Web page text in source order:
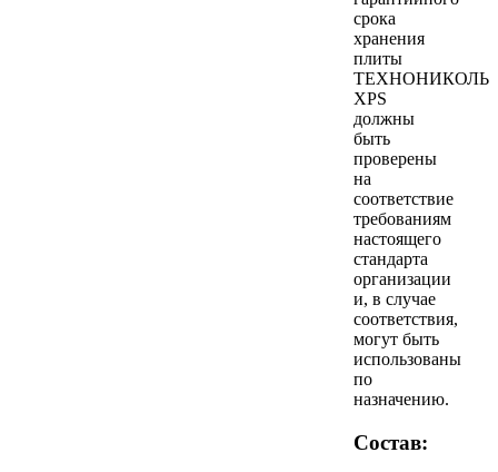
срока
хранения
плиты
ТЕХНОНИКОЛЬ
XPS
должны
быть
проверены
на
соответствие
требованиям
настоящего
стандарта
организации
и, в случае
соответствия,
могут быть
использованы
по
назначению.
Состав: